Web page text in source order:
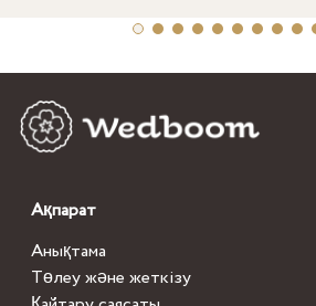
Ақпарат
Анықтама
Төлеу және жеткізу